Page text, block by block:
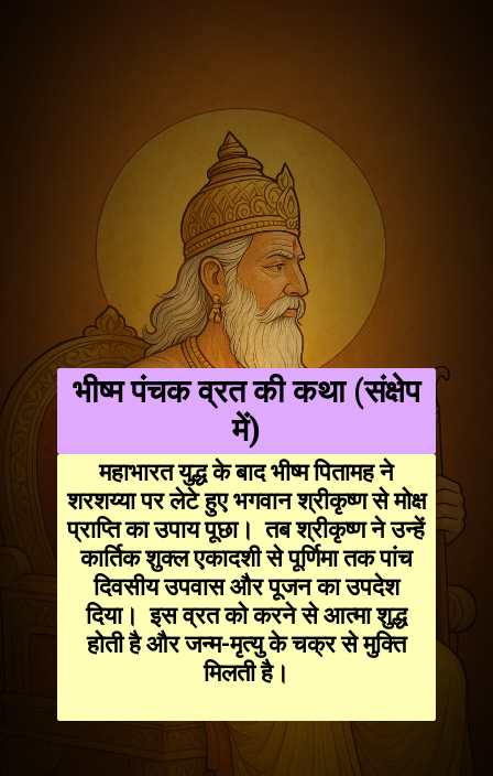
भीष्म पंचक व्रत की कथा (संक्षेप
में)
महाभारत युद्ध के बाद भीष्म पितामह ने
शरशय्या पर लेटे हुए भगवान श्रीकृष्ण से मोक्ष
प्राप्ति का उपाय पूछा। तब श्रीकृष्ण ने उन्हें
कार्तिक शुक्ल एकादशी से पूर्णिमा तक पांच
दिवसीय उपवास और पूजन का उपदेश
दिया। इस व्रत को करने से आत्मा शुद्ध
होती है और जन्म-मृत्यु के चक्र से मुक्ति
मिलती है।